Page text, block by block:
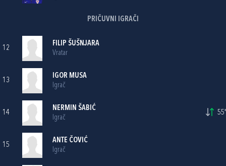
PRIČUVNI IGRAČI
12
FILIP ŠUŠNJARA
Vratar
13
IGOR MUSA
Igrač
14
NERMIN ŠABIĆ
Igrač
55'
15
ANTE ČOVIĆ
Igrač